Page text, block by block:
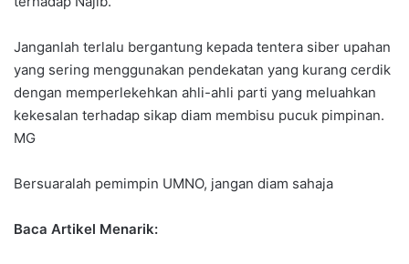
Janganlah terlalu bergantung kepada tentera siber upahan
yang sering menggunakan pendekatan yang kurang cerdik
dengan memperlekehkan ahli-ahli parti yang meluahkan
kekesalan terhadap sikap diam membisu pucuk pimpinan.
MG
Bersuaralah pemimpin UMNO, jangan diam sahaja
Baca Artikel Menarik: